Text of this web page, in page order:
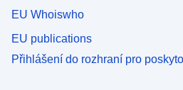
EU Whoiswho
EU publications
Přihlášení do rozhraní pro